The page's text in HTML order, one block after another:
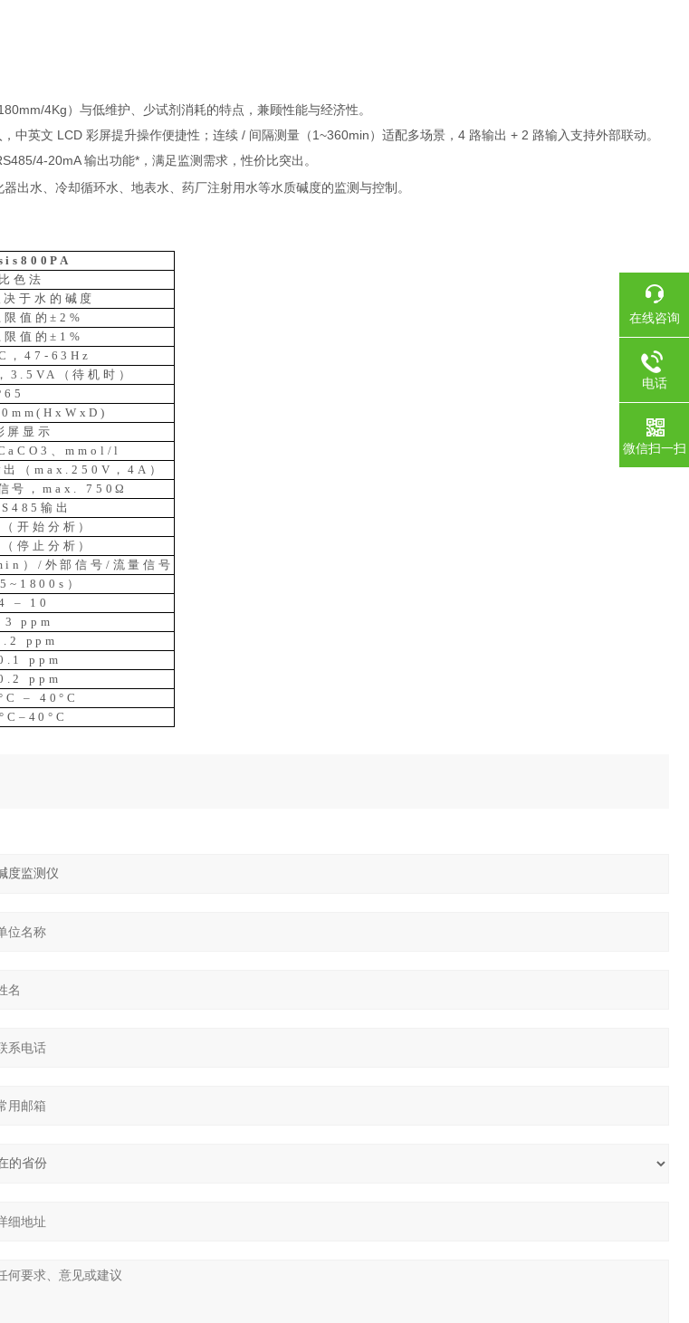
4Kg）与低维护、少试剂消耗的特点，兼顾性能与经济性。
中英文 LCD 彩屏提升操作便捷性；连续 / 间隔测量（1~360min）适配多场景，4 路输出 + 2 路输入支持外部联动。
4-20mA 输出功能*，满足监测需求，性价比突出。
出水、冷却循环水、地表水、药厂注射用水等水质碱度的监测与控制。
色法
于水的碱度
限值的±2%
限值的±1%
，47-63Hz
3.5VA（待机时）
屏显示
、mmol/l
出（max.250V，4A）
号，max. 750Ω
输出
开始分析）
停止分析）
）/外部信号/流量信号
）
– 10
3 ppm
ppm
ppm
ppm
– 40°C
在线咨询
电话
微信扫一扫